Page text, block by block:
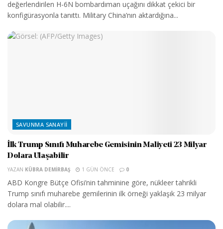
değerlendirilen H-6N bombardıman uçağını dikkat çekici bir
konfigürasyonla tanıttı. Military China’nın aktardığına...
SAVUNMA SANAYII
İlk Trump Sınıfı Muharebe Gemisinin Maliyeti 23 Milyar
Dolara Ulaşabilir
YAZAN KÜBRA DEMIRBAŞ 1 GÜN ÖNCE 0
ABD Kongre Bütçe Ofisi’nin tahminine göre, nükleer tahrikli
Trump sınıfı muharebe gemilerinin ilk örneği yaklaşık 23 milyar
dolara mal olabilir....